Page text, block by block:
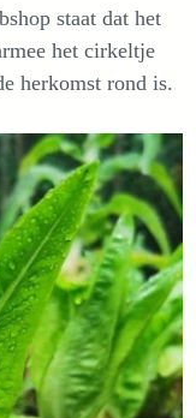
staat dat het
het cirkeltje
herkomst rond is.